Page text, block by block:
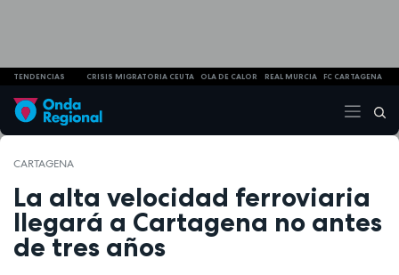
TENDENCIAS CRISIS MIGRATORIA CEUTA OLA DE CALOR REAL MURCIA FC CARTAGENA
CARTAGENA
La alta velocidad ferroviaria
llegará a Cartagena no antes
de tres años